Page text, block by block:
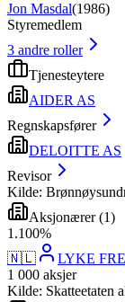
Jon Masdal(1986)
Styremedlem
3 andre roller
Tjenesteytere
AIDER AS
Regnskapsfører
DELOITTE AS
Revisor
Kilde:
Aksjonærer(1)
1 .100%
🇳🇱
LYKE
1 000 aksjer
Kilde: Skatteetaten